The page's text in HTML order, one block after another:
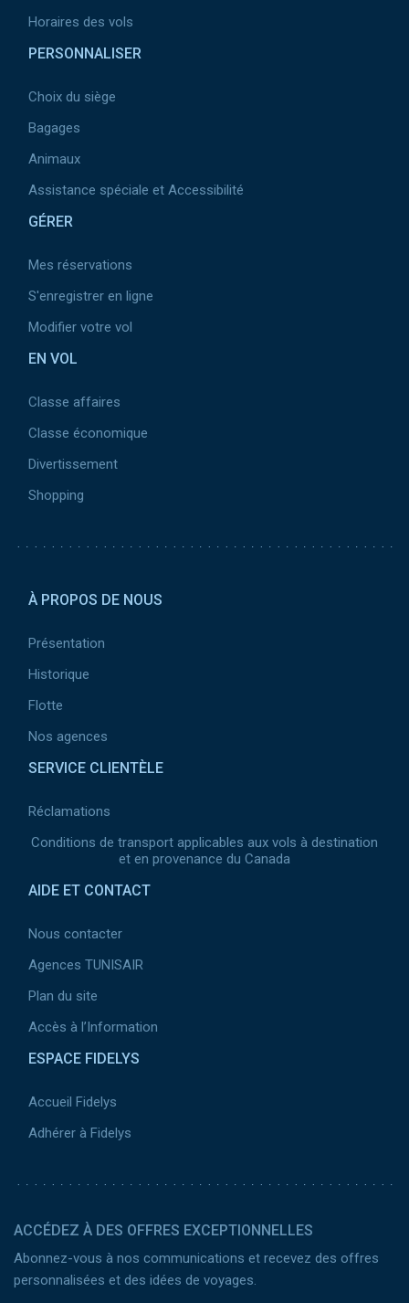
Horaires des vols
PERSONNALISER
Choix du siège
Bagages
Animaux
Assistance spéciale et Accessibilité
GÉRER
Mes réservations
S'enregistrer en ligne
Modifier votre vol
EN VOL
Classe affaires
Classe économique
Divertissement
Shopping
page
À PROPOS DE NOUS
Présentation
Historique
Flotte
Nos agences
SERVICE CLIENTÈLE
Réclamations
Conditions de transport applicables aux vols à destination
et en provenance du Canada
AIDE ET CONTACT
Nous contacter
Agences TUNISAIR
Plan du site
Accès à l’Information
ESPACE FIDELYS
Accueil Fidelys
Adhérer à Fidelys
ACCÉDEZ À DES OFFRES EXCEPTIONNELLES
Abonnez-vous à nos communications et recevez des offres
personnalisées et des idées de voyages.